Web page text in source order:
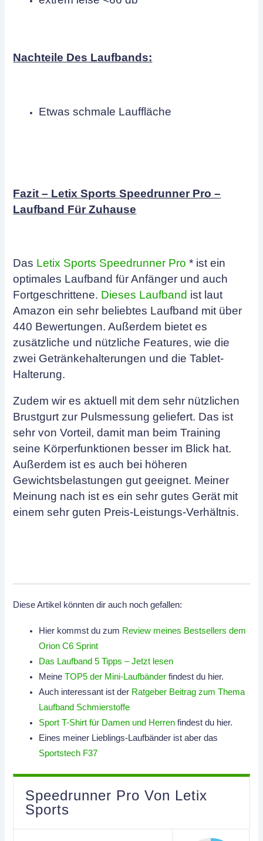
Nachteile Des Laufbands:
Etwas schmale Lauffläche
Fazit – Letix Sports Speedrunner Pro –
Laufband Für Zuhause
Das Letix Sports Speedrunner Pro * ist ein
optimales Laufband für Anfänger und auch
Fortgeschrittene. Dieses Laufband ist laut
Amazon ein sehr beliebtes Laufband mit über
440 Bewertungen. Außerdem bietet es
zusätzliche und nützliche Features, wie die
zwei Getränkehalterungen und die Tablet-
Halterung.
Zudem wir es aktuell mit dem sehr nützlichen
Brustgurt zur Pulsmessung geliefert. Das ist
sehr von Vorteil, damit man beim Training
seine Körperfunktionen besser im Blick hat.
Außerdem ist es auch bei höheren
Gewichtsbelastungen gut geeignet. Meiner
Meinung nach ist es ein sehr gutes Gerät mit
einem sehr guten Preis-Leistungs-Verhältnis.
Diese Artikel könnten dir auch noch gefallen:
Hier kommst du zum Review meines Bestsellers dem
Orion C6 Sprint
Das Laufband 5 Tipps – Jetzt lesen
MeineTOP5 der Mini-Laufbänder findest du hier.
Auch interessant ist der Ratgeber Beitrag zum Thema
Laufband Schmierstoffe
Sport T-Shirt für Damen und Herren findest du hier.
Eines meiner Lieblings-Laufbänder ist aber das
Sportstech F37
Speedrunner Pro Von Letix
Sports